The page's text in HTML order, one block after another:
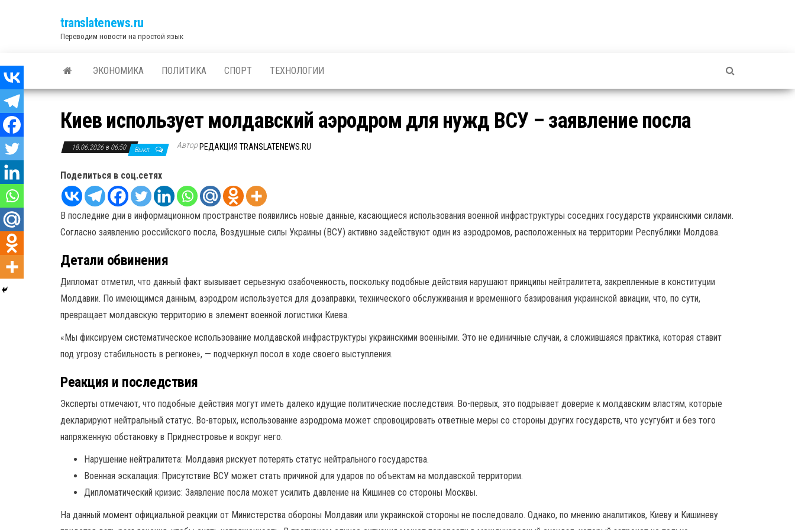
translatenews.ru
Переводим новости на простой язык
ЭКОНОМИКА ПОЛИТИКА СПОРТ ТЕХНОЛОГИИ
Киев использует молдавский аэродром для нужд ВСУ – заявление посла
18.06.2026 в 06:50 Выкл. Автор РЕДАКЦИЯ TRANSLATENEWS.RU
Поделиться в соц.сетях
В последние дни в информационном пространстве появились новые данные, касающиеся использования военной инфраструктуры соседних государств украинскими силами.
Согласно заявлению российского посла, Воздушные силы Украины (ВСУ) активно задействуют один из аэродромов, расположенных на территории Республики Молдова.
Детали обвинения
Дипломат отметил, что данный факт вызывает серьезную озабоченность, поскольку подобные действия нарушают принципы нейтралитета, закрепленные в конституции
Молдавии. По имеющимся данным, аэродром используется для дозаправки, технического обслуживания и временного базирования украинской авиации, что, по сути,
превращает молдавскую территорию в элемент военной логистики Киева.
«Мы фиксируем систематическое использование молдавской инфраструктуры украинскими военными. Это не единичные случаи, а сложившаяся практика, которая ставит
под угрозу стабильность в регионе», — подчеркнул посол в ходе своего выступления.
Реакция и последствия
Эксперты отмечают, что подобные действия могут иметь далеко идущие политические последствия. Во-первых, это подрывает доверие к молдавским властям, которые
декларируют нейтральный статус. Во-вторых, использование аэродрома может спровоцировать ответные меры со стороны других государств, что усугубит и без того
напряженную обстановку в Приднестровье и вокруг него.
Нарушение нейтралитета: Молдавия рискует потерять статус нейтрального государства.
Военная эскалация: Присутствие ВСУ может стать причиной для ударов по объектам на молдавской территории.
Дипломатический кризис: Заявление посла может усилить давление на Кишинев со стороны Москвы.
На данный момент официальной реакции от Министерства обороны Молдавии или украинской стороны не последовало. Однако, по мнению аналитиков, Киеву и Кишиневу